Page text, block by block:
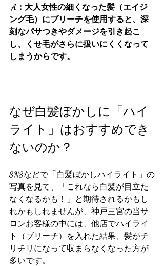
A：大人女性の細くなった髪（エイジ
ング毛）にブリーチを使用すると、深
刻なパサつきやダメージを引き起こ
し、くせ毛がさらに扱いにくくなって
しまうからです。
なぜ白髪ぼかしに「ハイ
ライト」はおすすめでき
ないのか？
SNSなどで「白髪ぼかしハイライト」の
写真を見て、「これなら白髪が目立た
なくなるかも！」と期待されるかもし
れかもしれませんが、神戸三宮の当サ
ロンお客様の中には、他店でハイライ
ト（ブリーチ）を入れた結果、髪がチ
リチリになって収まらなくなった方が
多いです。